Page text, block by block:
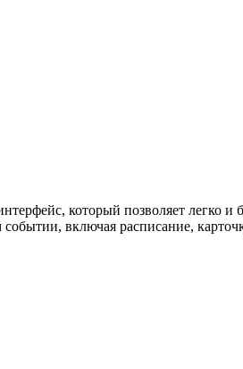
который позволяет легко и
включая расписание,